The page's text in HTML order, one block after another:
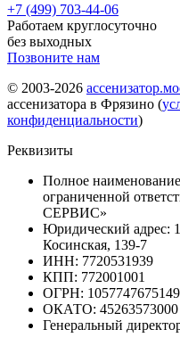
+7 (499) 703-44-06
Работаем круглосуточно
без выходных
Позвоните нам
© 2003-2026
ассенизатора в Фрязино (
конфиденциальности)
Реквизиты
Полное
ограниченной
СЕРВИС»
Юридический адрес:
Косинская, 139-7
ИНН: 7720531939
КПП: 772001001
ОГРН: 1057747675149
ОКАТО: 45263573000
Генеральный